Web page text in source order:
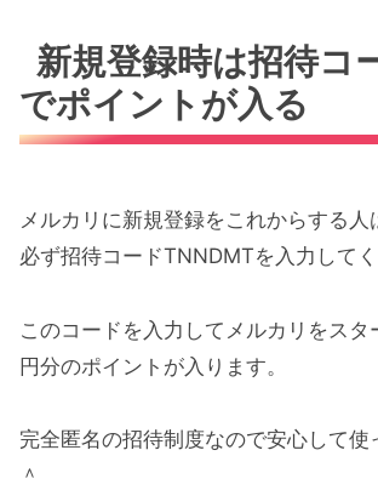
新規登録時は招待コ
でポイントが入る
メルカリに新規登録をこれからする人
必ず招待コードTNNDMTを入力してく
このコードを入力してメルカリをス
円分のポイントが入ります。
完全匿名の招待制度なので安心して使
＾